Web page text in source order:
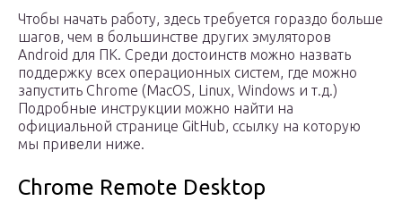
Чтобы начать работу, здесь требуется гораздо больше
шагов, чем в большинстве других эмуляторов
Android для ПК. Среди достоинств можно назвать
поддержку всех операционных систем, где можно
запустить Chrome (MacOS, Linux, Windows и т.д.)
Подробные инструкции можно найти на
официальной странице GitHub, ссылку на которую
мы привели ниже.
Chrome Remote Desktop